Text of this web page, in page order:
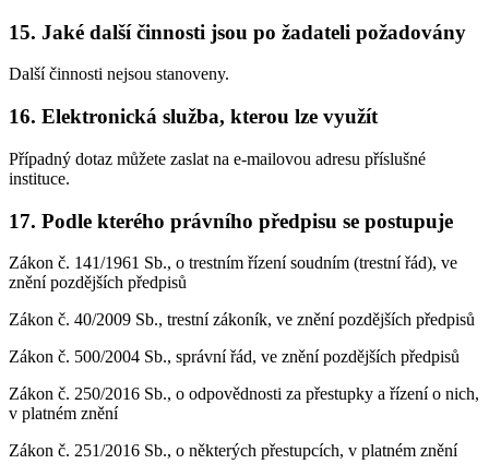
15. Jaké další činnosti jsou po žadateli požadovány
Další činnosti nejsou stanoveny.
16. Elektronická služba, kterou lze využít
Případný dotaz můžete zaslat na e-mailovou adresu příslušné
instituce.
17. Podle kterého právního předpisu se postupuje
Zákon č. 141/1961 Sb., o trestním řízení soudním (trestní řád), ve
znění pozdějších předpisů
Zákon č. 40/2009 Sb., trestní zákoník, ve znění pozdějších předpisů
Zákon č. 500/2004 Sb., správní řád, ve znění pozdějších předpisů
Zákon č. 250/2016 Sb., o odpovědnosti za přestupky a řízení o nich,
v platném znění
Zákon č. 251/2016 Sb., o některých přestupcích, v platném znění